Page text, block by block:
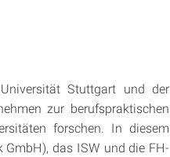
Stuttgart und der
zur berufspraktischen
forschen. In diesem
GmbH), das ISW und die FH-